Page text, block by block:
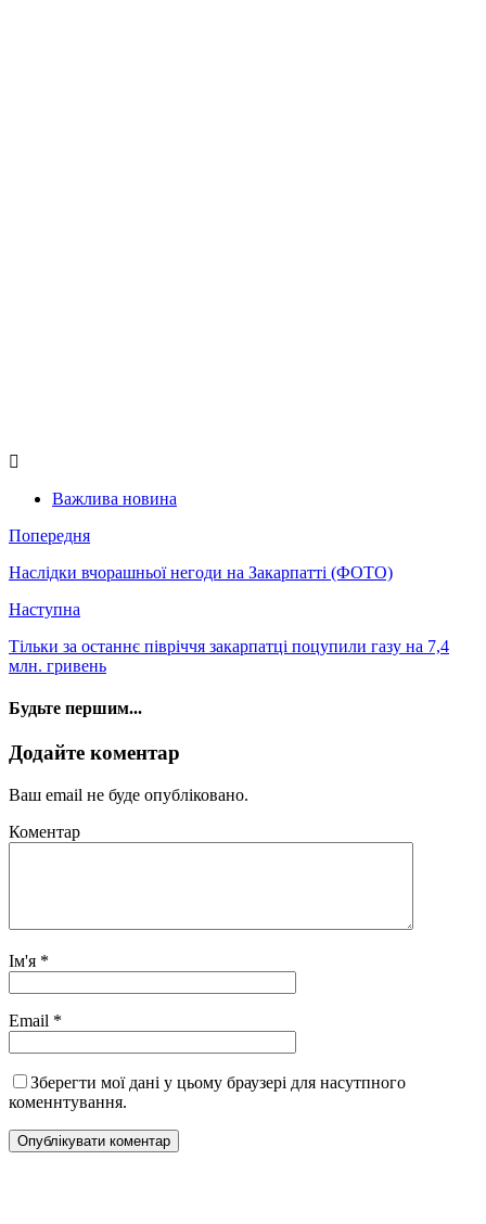
Важлива новина
Попередня
Наслідки вчорашньої негоди на Закарпатті (ФОТО)
Наступна
Тільки за останнє півріччя закарпатці поцупили газу на 7,4
млн. гривень
Будьте першим...
Додайте коментар
Ваш email не буде опубліковано.
Коментар
Ім'я *
Email *
Зберегти мої дані у цьому браузері для насутпного
коменнтування.